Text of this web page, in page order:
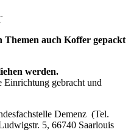
Themen auch Koffer gepackt
werden.
gebracht und
Demenz (Tel.
5, 66740 Saarlouis